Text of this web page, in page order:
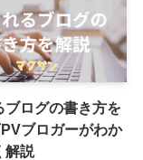
ブログの書き方を
ブロガーがわか
解説